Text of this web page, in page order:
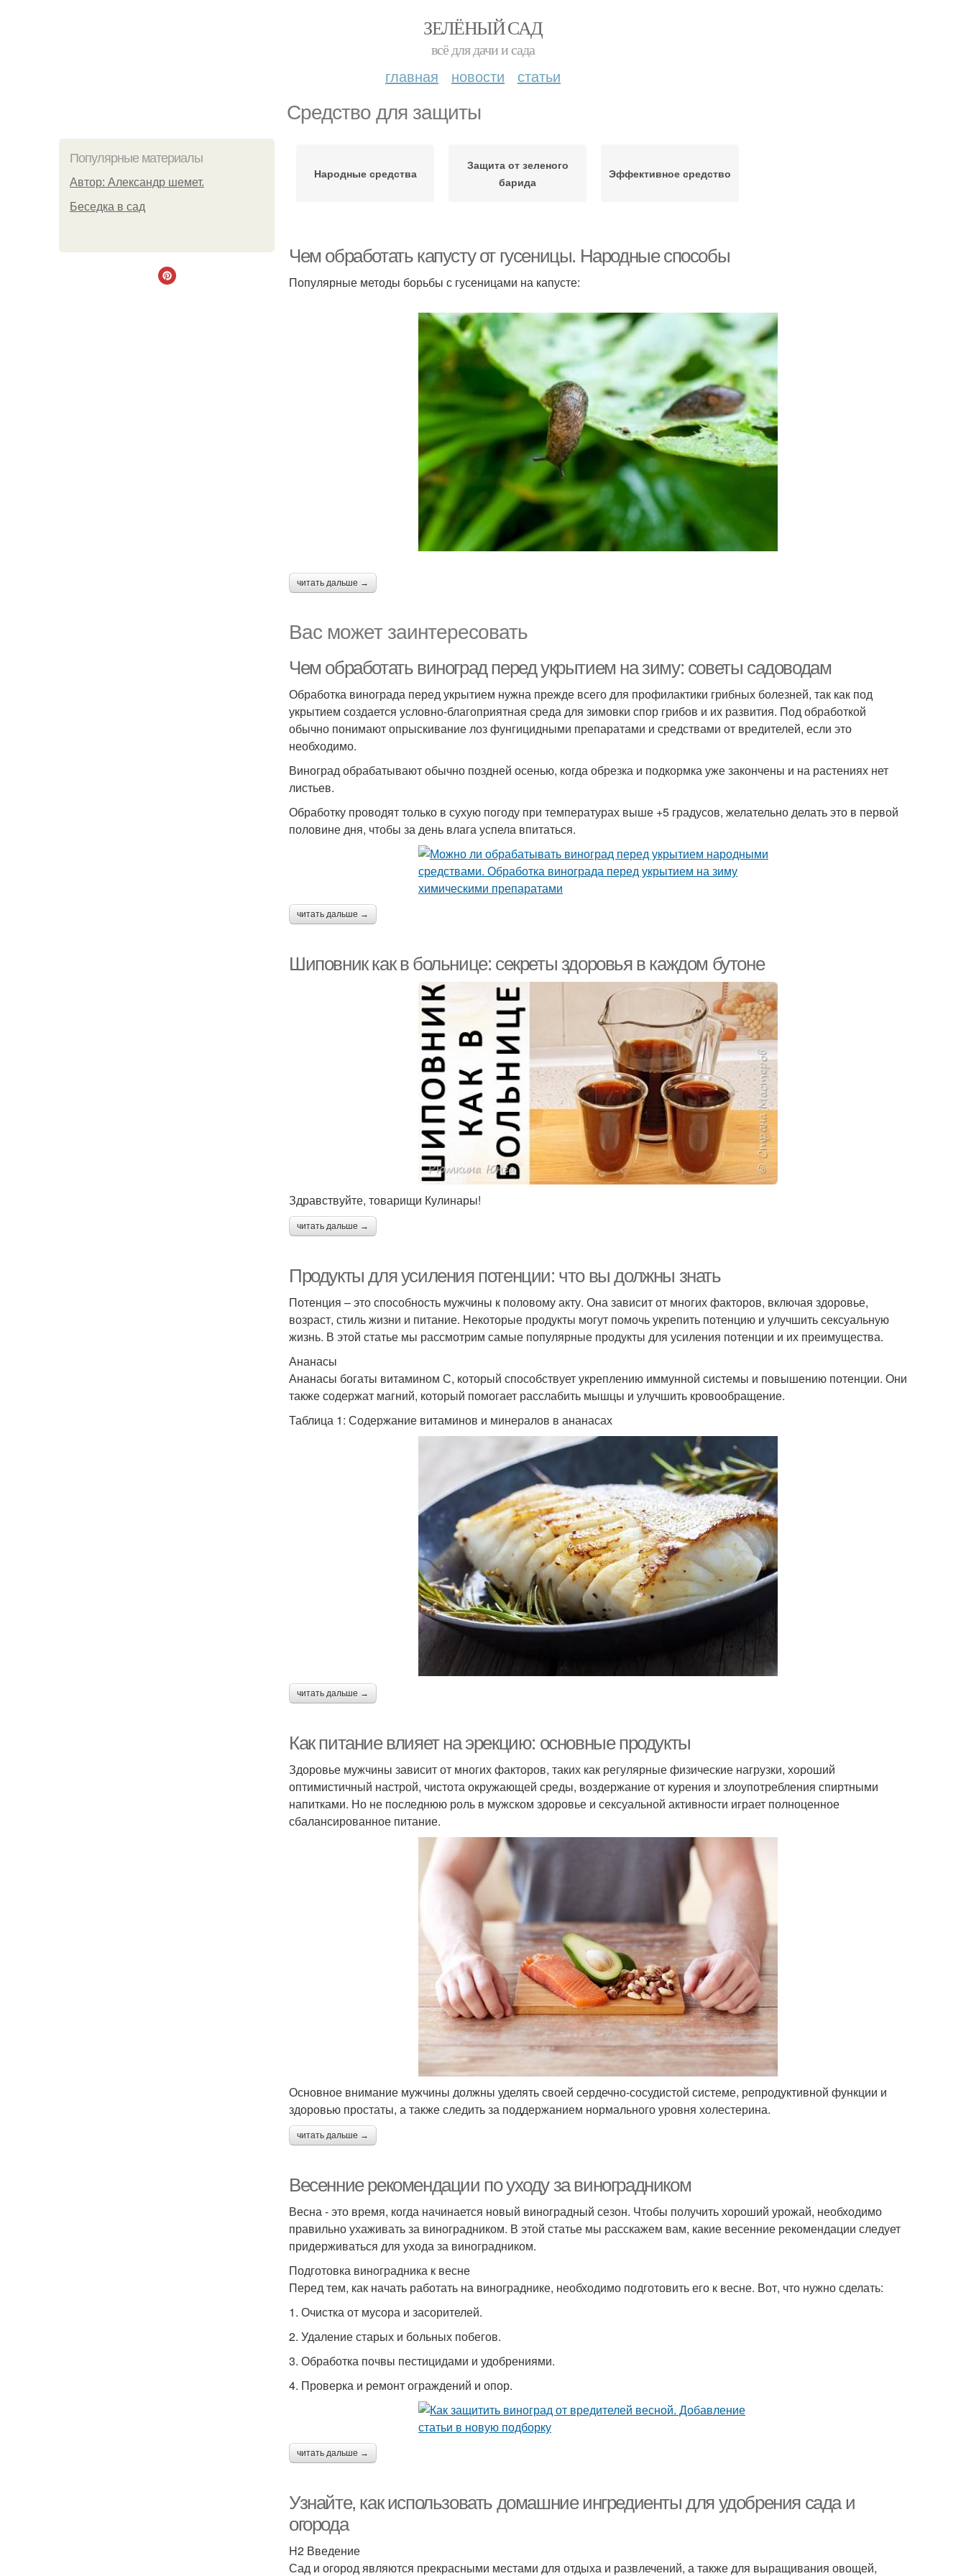
ЗЕЛЁНЫЙ САД
всё для дачи и сада
главная новости статьи
Средство для защиты
Популярные материалы
Автор: Александр шемет.
Беседка в сад
Народные средства
Защита от зеленого
барида
Эффективное средство
Чем обработать капусту от гусеницы. Народные способы
Популярные методы борьбы с гусеницами на капусте:
читать дальше →
Вас может заинтересовать
Чем обработать виноград перед укрытием на зиму: советы садоводам
Обработка винограда перед укрытием нужна прежде всего для профилактики грибных болезней, так как под
укрытием создается условно-благоприятная среда для зимовки спор грибов и их развития. Под обработкой
обычно понимают опрыскивание лоз фунгицидными препаратами и средствами от вредителей, если это
необходимо.
Виноград обрабатывают обычно поздней осенью, когда обрезка и подкормка уже закончены и на растениях нет
листьев.
Обработку проводят только в сухую погоду при температурах выше +5 градусов, желательно делать это в первой
половине дня, чтобы за день влага успела впитаться.
читать дальше →
Шиповник как в больнице: секреты здоровья в каждом бутоне
Здравствуйте, товарищи Кулинары!
читать дальше →
Продукты для усиления потенции: что вы должны знать
Потенция – это способность мужчины к половому акту. Она зависит от многих факторов, включая здоровье,
возраст, стиль жизни и питание. Некоторые продукты могут помочь укрепить потенцию и улучшить сексуальную
жизнь. В этой статье мы рассмотрим самые популярные продукты для усиления потенции и их преимущества.
Ананасы
Ананасы богаты витамином С, который способствует укреплению иммунной системы и повышению потенции. Они
также содержат магний, который помогает расслабить мышцы и улучшить кровообращение.
Таблица 1: Содержание витаминов и минералов в ананасах
читать дальше →
Как питание влияет на эрекцию: основные продукты
Здоровье мужчины зависит от многих факторов, таких как регулярные физические нагрузки, хороший
оптимистичный настрой, чистота окружающей среды, воздержание от курения и злоупотребления спиртными
напитками. Но не последнюю роль в мужском здоровье и сексуальной активности играет полноценное
сбалансированное питание.
Основное внимание мужчины должны уделять своей сердечно-сосудистой системе, репродуктивной функции и
здоровью простаты, а также следить за поддержанием нормального уровня холестерина.
читать дальше →
Весенние рекомендации по уходу за виноградником
Весна - это время, когда начинается новый виноградный сезон. Чтобы получить хороший урожай, необходимо
правильно ухаживать за виноградником. В этой статье мы расскажем вам, какие весенние рекомендации следует
придерживаться для ухода за виноградником.
Подготовка виноградника к весне
Перед тем, как начать работать на винограднике, необходимо подготовить его к весне. Вот, что нужно сделать:
1. Очистка от мусора и засорителей.
2. Удаление старых и больных побегов.
3. Обработка почвы пестицидами и удобрениями.
4. Проверка и ремонт ограждений и опор.
читать дальше →
Узнайте, как использовать домашние ингредиенты для удобрения сада и
огорода
H2 Введение
Сад и огород являются прекрасными местами для отдыха и развлечений, а также для выращивания овощей,